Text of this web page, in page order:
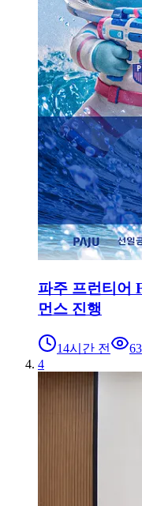
파주 프런티어
먼스 진행
14시간 전
63
4